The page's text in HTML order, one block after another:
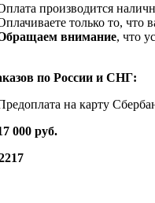
производится
только то, что
внимание, что
по России и СНГ:
на карту
000 руб.